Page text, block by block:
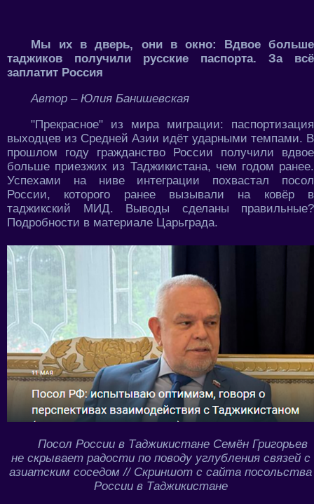
Мы их в дверь, они в окно: Вдвое больше
таджиков получили русские паспорта. За всё
заплатит Россия
Автор – Юлия Банишевская
"Прекрасное" из мира миграции: паспортизация
выходцев из Средней Азии идёт ударными темпами. В
прошлом году гражданство России получили вдвое
больше приезжих из Таджикистана, чем годом ранее.
Успехами на ниве интеграции похвастал посол
России, которого ранее вызывали на ковёр в
таджикский МИД. Выводы сделаны правильные?
Подробности в материале Царьграда.
Посол России в Таджикистане Семён Григорьев
не скрывает радости по поводу углубления связей с
азиатским соседом // Скриншот с сайта посольства
России в Таджикистане